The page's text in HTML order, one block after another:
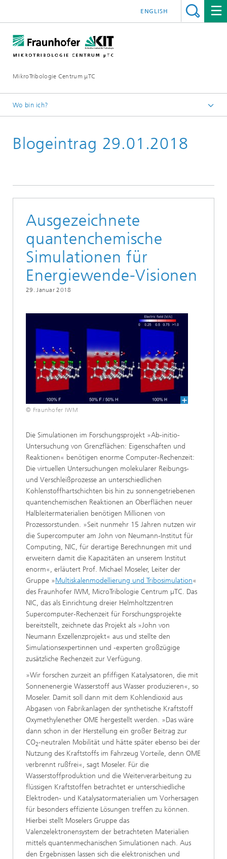
MikroTribologie Centrum μTC
ENGLISH
Wo bin ich?
Aktuelles
Blogeintrag 29.01.2018
Ausgezeichnete
quantenchemische
Simulationen für
Energiewende-Visionen
29. Januar 2018
© Fraunhofer IWM
Die Simulationen im Forschungsprojekt »Ab-initio-
Untersuchung von Grenzflächen: Eigenschaften und
Reaktionen« benötigen enorme Computer-Rechenzeit:
Die virtuellen Untersuchungen molekularer Reibungs-
und Verschleißprozesse an unterschiedlichen
Kohlenstoffhartschichten bis hin zu sonnengetriebenen
quantenchemischen Reaktionen an Oberflächen neuer
Halbleitermaterialien benötigen Millionen von
Prozessorstunden. »Seit nunmehr 15 Jahren nutzen wir
die Supercomputer am John von Neumann-Institut für
Computing, NIC, für derartige Berechnungen mit und
erweitern damit die Kapazitäten an unserem Institut
enorm«, erläutert Prof. Michael Moseler, Leiter der
Gruppe »Multiskalenmodellierung und Tribosimulation«
des Fraunhofer IWM, MicroTribologie Centrum µTC. Das
NIC, das als Einrichtung dreier Helmholtzzentren
Supercomputer-Rechenzeit für Forschungsprojekte
bereitstellt, zeichnete das Projekt als »John von
Neumann Exzellenzprojekt« aus und stellte den
Simulationsexpertinnen und -experten großzügige
zusätzliche Rechenzeit zur Verfügung.
»Wir forschen zurzeit an pfiffigen Katalysatoren, die mit
Sonnenenergie Wasserstoff aus Wasser produzieren«, so
Moseler. Damit soll dann mit dem Kohlendioxid aus
Abgasen von Fabrikanlagen der synthetische Kraftstoff
Oxymethylenether OME hergestellt werden. »Das wäre
dann schon in der Herstellung ein großer Beitrag zur
CO2-neutralen Mobilität und hätte später ebenso bei der
Nutzung des Kraftstoffs im Fahrzeug Vorteile, denn OME
verbrennt rußfrei«, sagt Moseler. Für die
Wasserstoffproduktion und die Weiterverarbeitung zu
flüssigen Kraftstoffen betrachtet er unterschiedliche
Elektroden- und Katalysatormaterialien um Vorhersagen
für besonders effiziente Lösungen treffen zu können.
Hierbei stellt Moselers Gruppe das
Valenzelektronensystem der betrachteten Materialien
mittels quantenmechanischen Simulationen nach. Aus
den Ergebnissen lassen sich die elektronischen und